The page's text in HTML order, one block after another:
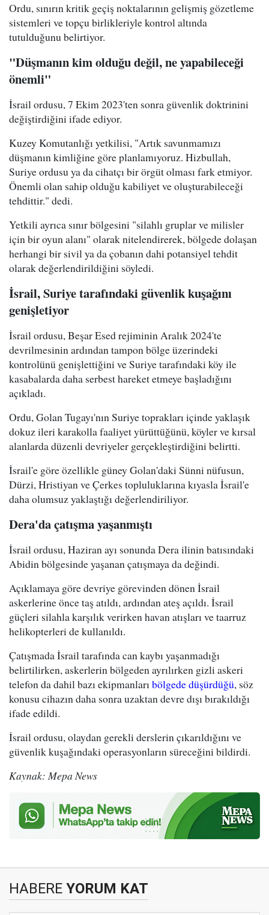
Ordu, sınırın kritik geçiş noktalarının gelişmiş gözetleme
sistemleri ve topçu birlikleriyle kontrol altında
tutulduğunu belirtiyor.
"Düşmanın kim olduğu değil, ne yapabileceği
önemli"
İsrail ordusu, 7 Ekim 2023'ten sonra güvenlik doktrinini
değiştirdiğini ifade ediyor.
Kuzey Komutanlığı yetkilisi, "Artık savunmamızı
düşmanın kimliğine göre planlamıyoruz. Hizbullah,
Suriye ordusu ya da cihatçı bir örgüt olması fark etmiyor.
Önemli olan sahip olduğu kabiliyet ve oluşturabileceği
tehdittir." dedi.
Yetkili ayrıca sınır bölgesini "silahlı gruplar ve milisler
için bir oyun alanı" olarak nitelendirerek, bölgede dolaşan
herhangi bir sivil ya da çobanın dahi potansiyel tehdit
olarak değerlendirildiğini söyledi.
İsrail, Suriye tarafındaki güvenlik kuşağını
genişletiyor
İsrail ordusu, Beşar Esed rejiminin Aralık 2024'te
devrilmesinin ardından tampon bölge üzerindeki
kontrolünü genişlettiğini ve Suriye tarafındaki köy ile
kasabalarda daha serbest hareket etmeye başladığını
açıkladı.
Ordu, Golan Tugayı'nın Suriye toprakları içinde yaklaşık
dokuz ileri karakolla faaliyet yürüttüğünü, köyler ve kırsal
alanlarda düzenli devriyeler gerçekleştirdiğini belirtti.
İsrail'e göre özellikle güney Golan'daki Sünni nüfusun,
Dürzi, Hristiyan ve Çerkes topluluklarına kıyasla İsrail'e
daha olumsuz yaklaştığı değerlendiriliyor.
Dera'da çatışma yaşanmıştı
İsrail ordusu, Haziran ayı sonunda Dera ilinin batısındaki
Abidin bölgesinde yaşanan çatışmaya da değindi.
Açıklamaya göre devriye görevinden dönen İsrail
askerlerine önce taş atıldı, ardından ateş açıldı. İsrail
güçleri silahla karşılık verirken havan atışları ve taarruz
helikopterleri de kullanıldı.
Çatışmada İsrail tarafında can kaybı yaşanmadığı
belirtilirken, askerlerin bölgeden ayrılırken gizli askeri
telefon da dahil bazı ekipmanlarıbölgede düşürdüğü, söz
konusu cihazın daha sonra uzaktan devre dışı bırakıldığı
ifade edildi.
İsrail ordusu, olaydan gerekli derslerin çıkarıldığını ve
güvenlik kuşağındaki operasyonların süreceğini bildirdi.
Kaynak: Mepa News
HABERE YORUM KAT